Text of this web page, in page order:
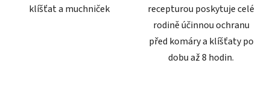
klíšťat a muchniček
recepturou poskytuje celé
rodině účinnou ochranu
před komáry a klíšťaty po
dobu až 8 hodin.